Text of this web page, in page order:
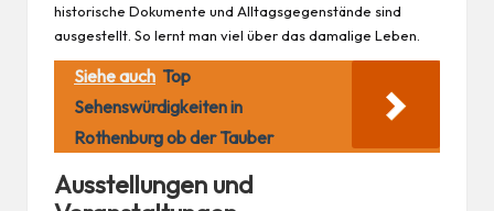
historische Dokumente und Alltagsgegenstände sind
ausgestellt. So lernt man viel über das damalige Leben.
Siehe auch Top
Sehenswürdigkeiten in
Rothenburg ob der Tauber
Ausstellungen und